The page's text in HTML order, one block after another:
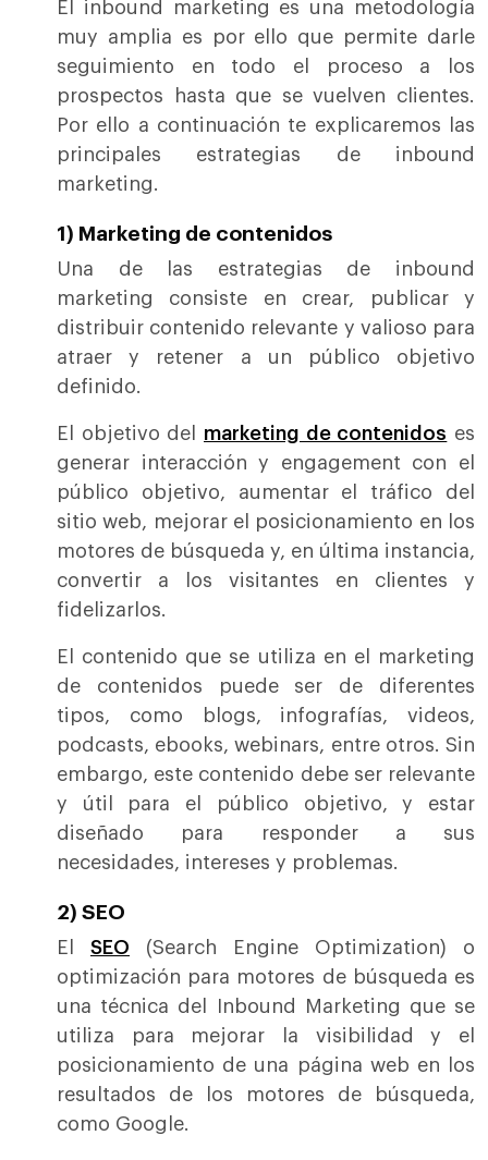
El inbound marketing es una metodología
muy amplia es por ello que permite darle
seguimiento en todo el proceso a los
prospectos hasta que se vuelven clientes.
Por ello a continuación te explicaremos las
principales estrategias de inbound
marketing.
1) Marketing de contenidos
Una de las estrategias de inbound
marketing consiste en crear, publicar y
distribuir contenido relevante y valioso para
atraer y retener a un público objetivo
definido.
El objetivo del marketing de contenidos es
generar interacción y engagement con el
público objetivo, aumentar el tráfico del
sitio web, mejorar el posicionamiento en los
motores de búsqueda y, en última instancia,
convertir a los visitantes en clientes y
fidelizarlos.
El contenido que se utiliza en el marketing
de contenidos puede ser de diferentes
tipos, como blogs, infografías, videos,
podcasts, ebooks, webinars, entre otros. Sin
embargo, este contenido debe ser relevante
y útil para el público objetivo, y estar
diseñado para responder a sus
necesidades, intereses y problemas.
2) SEO
El SEO (Search Engine Optimization) o
optimización para motores de búsqueda es
una técnica del Inbound Marketing que se
utiliza para mejorar la visibilidad y el
posicionamiento de una página web en los
resultados de los motores de búsqueda,
como Google.